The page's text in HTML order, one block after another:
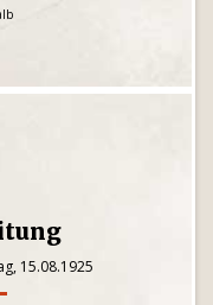
15.08.1925